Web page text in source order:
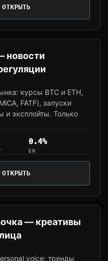
ОТКРЫТЬ
новости
курсы BTC и ETH,
FATF), запуски
и эксплойты. Только
0.4%
ER
ОТКРЫТЬ
— креативы
voice: тренды